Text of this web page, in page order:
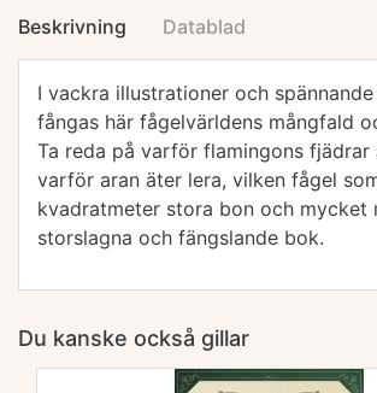
Beskrivning Datablad
I vackra illustrationer och
fångas här fågelvärldens mångfald
Ta reda på varför flamingons fjädrar
varför aran äter lera, vilken fågel
kvadratmeter stora bon och mycket
storslagna och fängslande bok.
Du kanske också gillar